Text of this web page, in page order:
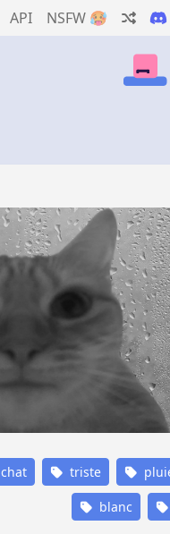
API NSFW 🥵
chat triste
blanc